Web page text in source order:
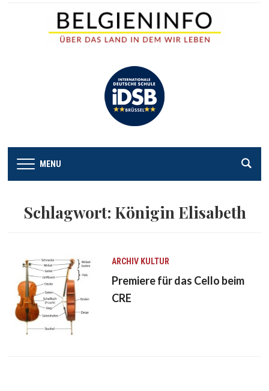
MENU
Schlagwort: Königin Elisabeth
ARCHIV KULTUR
Premiere für das Cello beim
CRE